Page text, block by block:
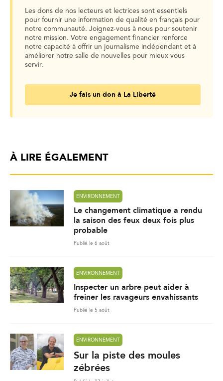
Les dons de nos lecteurs et lectrices sont essentiels
pour fournir une information de qualité en français pour
notre communauté. Joignez-vous à nous pour soutenir
notre mission. Votre engagement financier renforce
notre capacité à offrir un journalisme indépendant et à
améliorer notre salle de nouvelles pour mieux vous
servir.
Je fais un don à La Liberté
À LIRE ÉGALEMENT
ENVIRONNEMENT
Le changement climatique a rendu
la saison des feux deux fois plus
probable
Publié le 6 août
ENVIRONNEMENT
Inspecter un arbre peut aider à
freiner les ravageurs envahissants
Publié le 5 août
ENVIRONNEMENT
Sur la piste des moules
zébrées